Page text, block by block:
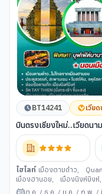
BT14241 เวีย
บินตรงเชียงใหม่..เวียดนามเหนือ ฮานอย เมือ
คืน ** เที่ยวเวียดนาม..ฟี
AIR ASIA (FD)
ไฮไลท์ เมืองตามด๋าว,
เมืองฮานอย, เมืองนิงห์บิงห์,
วัดหง๊อกเซิน, ถนน 36 สาย ,
ต.ค. / ธ.ค. / ม.ค. / ก.พ. /